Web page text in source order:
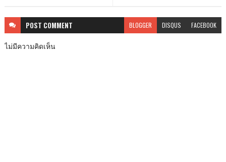
POST COMMENT BLOGGER DISQUS FACEBOOK
ไม่มีความคิดเห็น